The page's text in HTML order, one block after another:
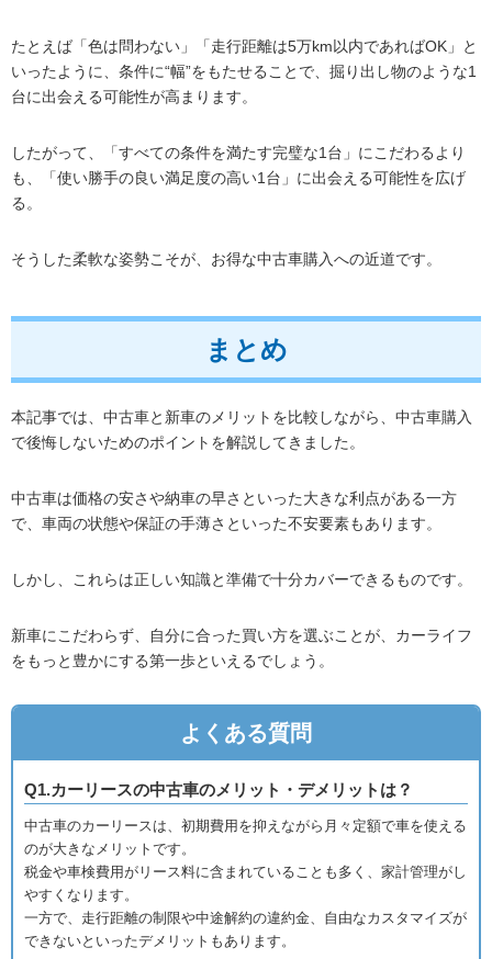
たとえば「色は問わない」「走行距離は5万km以内であればOK」と
いったように、条件に“幅”をもたせることで、掘り出し物のような1
台に出会える可能性が高まります。
したがって、「すべての条件を満たす完璧な1台」にこだわるより
も、「使い勝手の良い満足度の高い1台」に出会える可能性を広げ
る。
そうした柔軟な姿勢こそが、お得な中古車購入への近道です。
まとめ
本記事では、中古車と新車のメリットを比較しながら、中古車購入
で後悔しないためのポイントを解説してきました。
中古車は価格の安さや納車の早さといった大きな利点がある一方
で、車両の状態や保証の手薄さといった不安要素もあります。
しかし、これらは正しい知識と準備で十分カバーできるものです。
新車にこだわらず、自分に合った買い方を選ぶことが、カーライフ
をもっと豊かにする第一歩といえるでしょう。
よくある質問
Q1.カーリースの中古車のメリット・デメリットは？
中古車のカーリースは、初期費用を抑えながら月々定額で車を使える
のが大きなメリットです。
税金や車検費用がリース料に含まれていることも多く、家計管理がし
やすくなります。
一方で、走行距離の制限や中途解約の違約金、自由なカスタマイズが
できないといったデメリットもあります。